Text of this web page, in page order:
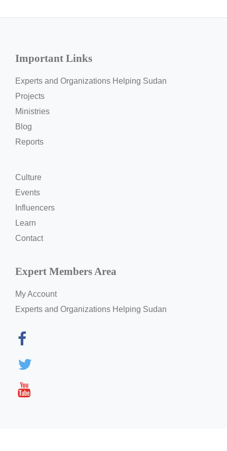
Important Links
Experts and Organizations Helping Sudan
Projects
Ministries
Blog
Reports
Culture
Events
Influencers
Learn
Contact
Expert Members Area
My Account
Experts and Organizations Helping Sudan